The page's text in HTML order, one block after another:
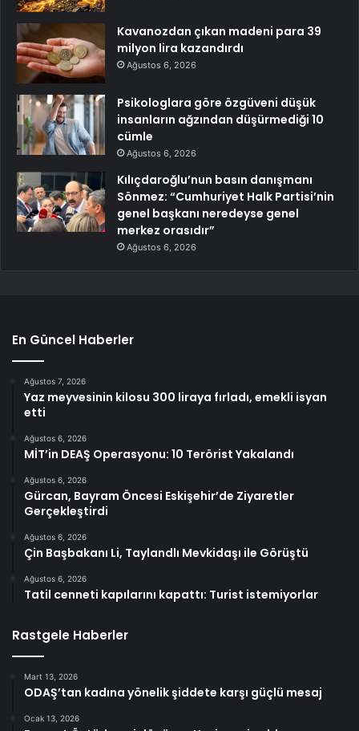
Kavanozdan çıkan madeni para 39
milyon lira kazandırdı
Ağustos 6, 2026
Psikologlara göre özgüveni düşük
insanların ağzından düşürmediği 10
cümle
Ağustos 6, 2026
Kılıçdaroğlu’nun basın danışmanı
Sönmez: “Cumhuriyet Halk Partisi’nin
genel başkanı neredeyse genel
merkez orasıdır”
Ağustos 6, 2026
En Güncel Haberler
Ağustos 7, 2026
Yaz meyvesinin kilosu 300 liraya fırladı, emekli isyan
etti
Ağustos 6, 2026
MİT’in DEAŞ Operasyonu: 10 Terörist Yakalandı
Ağustos 6, 2026
Gürcan, Bayram Öncesi Eskişehir’de Ziyaretler
Gerçekleştirdi
Ağustos 6, 2026
Çin Başbakanı Li, Taylandlı Mevkidaşı ile Görüştü
Ağustos 6, 2026
Tatil cenneti kapılarını kapattı: Turist istemiyorlar
Rastgele Haberler
Mart 13, 2026
ODAŞ’tan kadına yönelik şiddete karşı güçlü mesaj
Ocak 13, 2026